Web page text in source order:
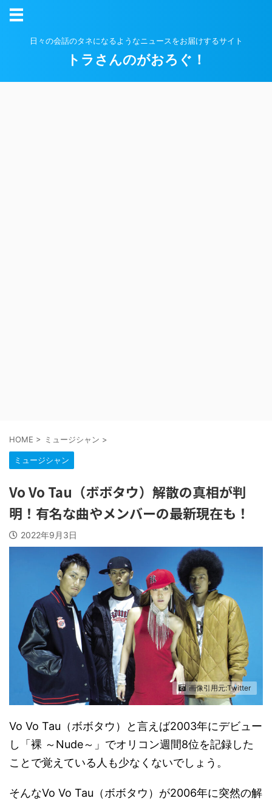
日々の会話のタネになるようなニュースをお届けするサイト
トラさんのがおろぐ！
HOME > ミュージシャン >
ミュージシャン
Vo Vo Tau（ボボタウ）解散の真相が判
明！有名な曲やメンバーの最新現在も！
2022年9月3日
画像引用元:Twitter
Vo Vo Tau（ボボタウ）と言えば2003年にデビュー
し「裸 ～Nude～」でオリコン週間8位を記録した
ことで覚えている人も少なくないでしょう。
そんなVo Vo Tau（ボボタウ）が2006年に突然の解